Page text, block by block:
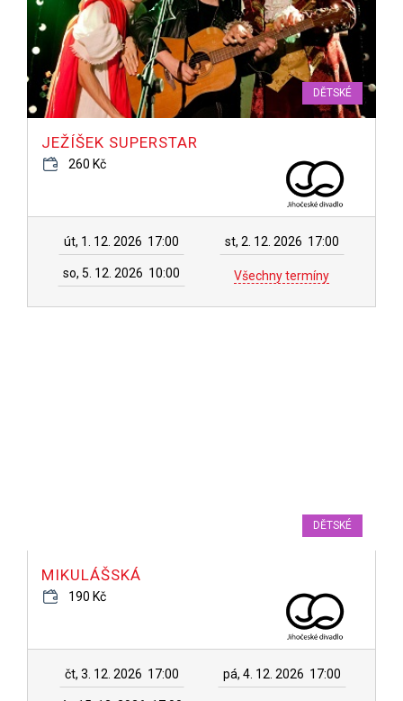
DĚTSKÉ
JEŽÍŠEK SUPERSTAR
260 Kč
út, 1. 12. 2026 17:00 st, 2. 12. 2026 17:00
so, 5. 12. 2026 10:00 Všechny termíny
DĚTSKÉ
MIKULÁŠSKÁ
190 Kč
čt, 3. 12. 2026 17:00 pá, 4. 12. 2026 17:00